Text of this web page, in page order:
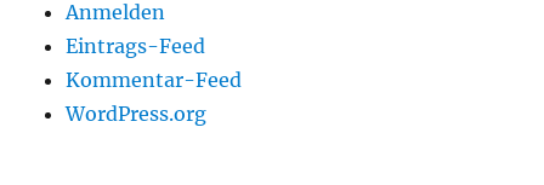
Anmelden
Eintrags-Feed
Kommentar-Feed
WordPress.org